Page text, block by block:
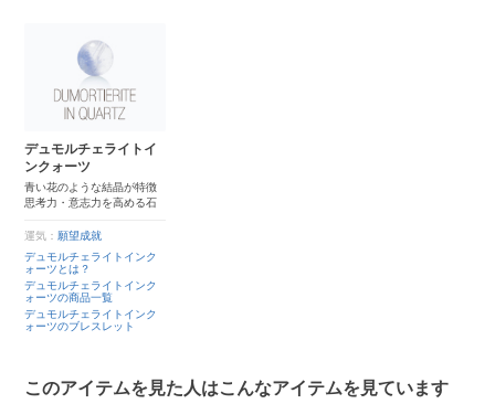
デュモルチェライトイ
ンクォーツ
青い花のような結晶が特徴
思考力・意志力を高める石
運気： 願望成就
デュモルチェライトインク
ォーツとは？
デュモルチェライトインク
ォーツの商品一覧
デュモルチェライトインク
ォーツのブレスレット
このアイテムを見た人はこんなアイテムを見ています